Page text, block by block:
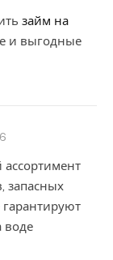
займ на
и выгодные
запасных
гарантируют
воде